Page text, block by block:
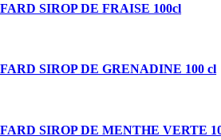
SIROP DE FRAISE 100cl
SIROP DE GRENADINE 100 cl
SIROP DE MENTHE VERTE